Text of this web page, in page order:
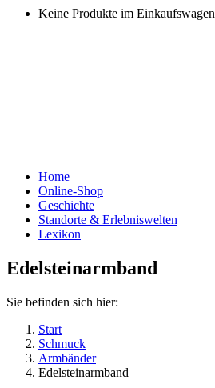
Keine Produkte im
Home
Online-Shop
Geschichte
Standorte & Erlebniswelten
Lexikon
Edelsteinarmband
Sie befinden sich hier:
Start
Schmuck
Armbänder
Edelsteinarmband